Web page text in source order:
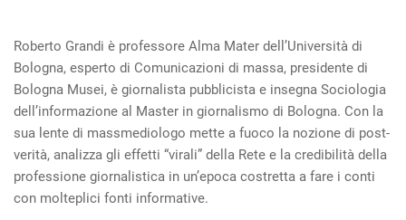
Roberto Grandi è professore Alma Mater dell’Università di
Bologna, esperto di Comunicazioni di massa, presidente di
Bologna Musei, è giornalista pubblicista e insegna Sociologia
dell’informazione al Master in giornalismo di Bologna. Con la
sua lente di massmediologo mette a fuoco la nozione di post-
verità, analizza gli effetti “virali” della Rete e la credibilità della
professione giornalistica in un’epoca costretta a fare i conti
con molteplici fonti informative.